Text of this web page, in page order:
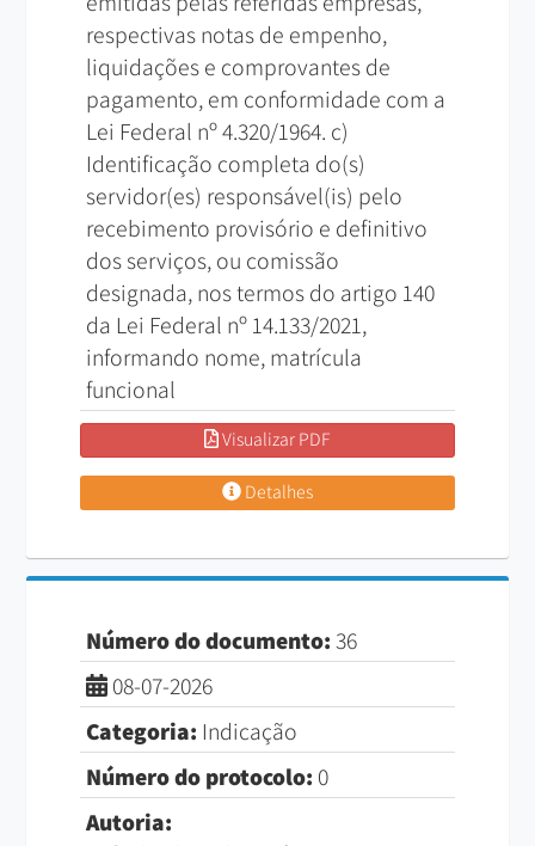
respectivas notas de empenho,
liquidações e comprovantes de
pagamento, em conformidade com a
Lei Federal nº 4.320/1964. c)
Identificação completa do(s)
servidor(es) responsável(is) pelo
recebimento provisório e definitivo
dos serviços, ou comissão
designada, nos termos do artigo 140
da Lei Federal nº 14.133/2021,
informando nome, matrícula
funcional
Visualizar PDF
Detalhes
Número do documento:36
08-07-2026
Categoria: Indicação
Número do protocolo: 0
Autoria: